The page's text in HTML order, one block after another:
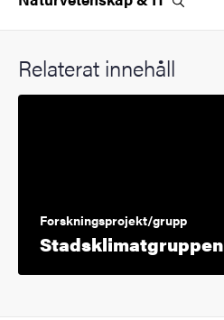
Relaterat innehåll
Forskningsprojekt/grupp
Stadsklimatgruppen